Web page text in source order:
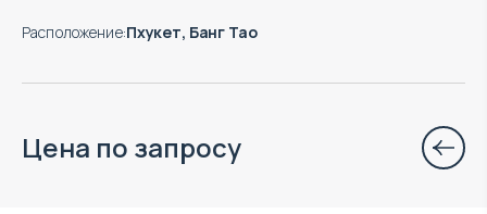
Расположение:Пхукет, Банг Тао
Цена по запросу